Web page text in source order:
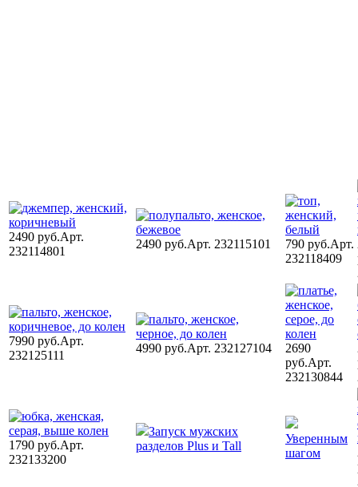
2490 руб.Арт.
232114801
2490 руб.Арт. 232115101 790 руб.Арт.
232118409
7990 руб.Арт.
232125111
4990 руб.Арт. 232127104
2690
руб.Арт.
232130844
1790 руб.Арт.
232133200
Запуск мужских
разделов Plus и Tall
Уверенным
шагом